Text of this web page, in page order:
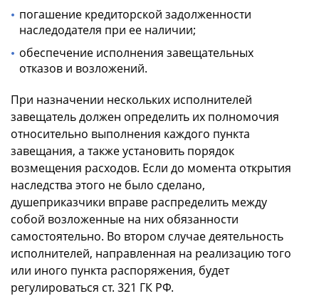
погашение кредиторской задолженности
наследодателя при ее наличии;
обеспечение исполнения завещательных
отказов и возложений.
При назначении нескольких исполнителей
завещатель должен определить их полномочия
относительно выполнения каждого пункта
завещания, а также установить порядок
возмещения расходов. Если до момента открытия
наследства этого не было сделано,
душеприказчики вправе распределить между
собой возложенные на них обязанности
самостоятельно. Во втором случае деятельность
исполнителей, направленная на реализацию того
или иного пункта распоряжения, будет
регулироваться ст. 321 ГК РФ.